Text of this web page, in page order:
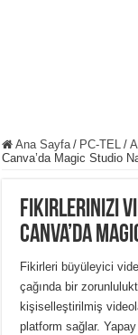
Ana Sayfa / PC-TEL /
Canva’da Magic Studio
Fikirlerinizi
Canva’da
Fikirleri büyüleyici
çağında bir
kişiselleştirilmiş
platform sağlar.